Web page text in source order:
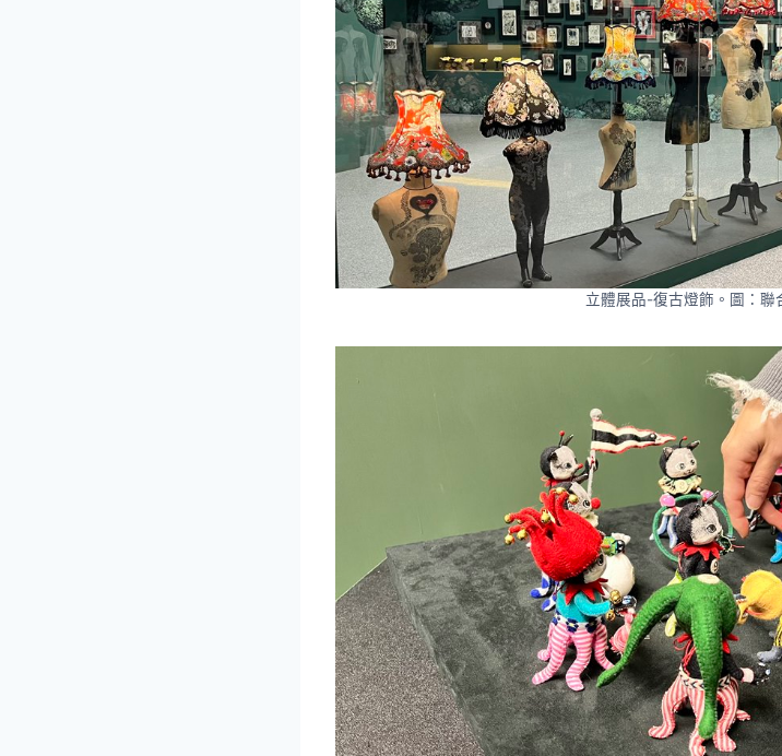
立體展品-復古燈飾。圖：聯